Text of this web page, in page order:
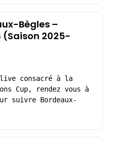
Bègles –
(Saison 2025-
live consacré à la
Cup, rendez vous à
suivre Bordeaux-